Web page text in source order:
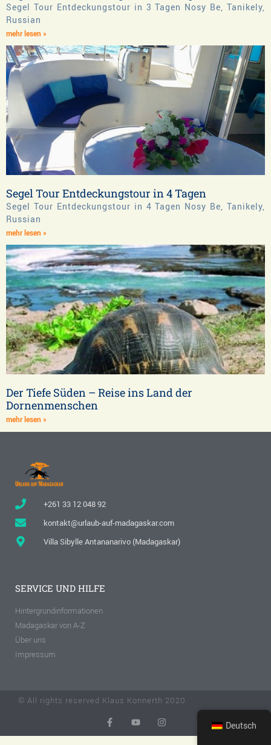
Segel Tour Entdeckungstour in 3 Tagen Nosy Be, Tanikely,
Russian
mehr lesen »
Segel Tour Entdeckungstour in 4 Tagen
Segel Tour Entdeckungstour in 4 Tagen Nosy Be, Tanikely,
Russian
mehr lesen »
Der Tiefe Süden – Reise ins Land der
Dornenmenschen
mehr lesen »
+261 33 12 048 92
kontakt@urlaub-auf-madagaskar.com
Villa Sibylle Antananarivo (Madagaskar)
SERVICE UND HILFE
Hintergrundinformationen
Madagaskar von A-Z
Über uns
Impressum
© All rights reserved Klaus Konnerth 2020
Deutsch